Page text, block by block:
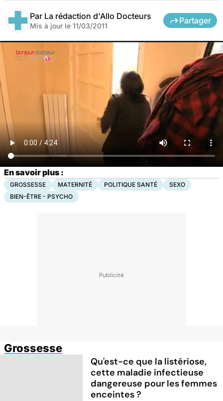
Par La rédaction d'Allo Docteurs
Mis à jour le 11/03/2011
Partager
En savoir plus :
GROSSESSE MATERNITÉ POLITIQUE SANTÉ
SEXO
BIEN-ÊTRE - PSYCHO
Grossesse
Qu'est-ce que la listériose,
cette maladie infectieuse
dangereuse pour les femmes
enceintes ?